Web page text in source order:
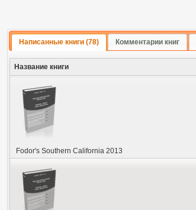
Написанные книги (78) Комментарии книг
Название книги
Fodor's Southern California 2013